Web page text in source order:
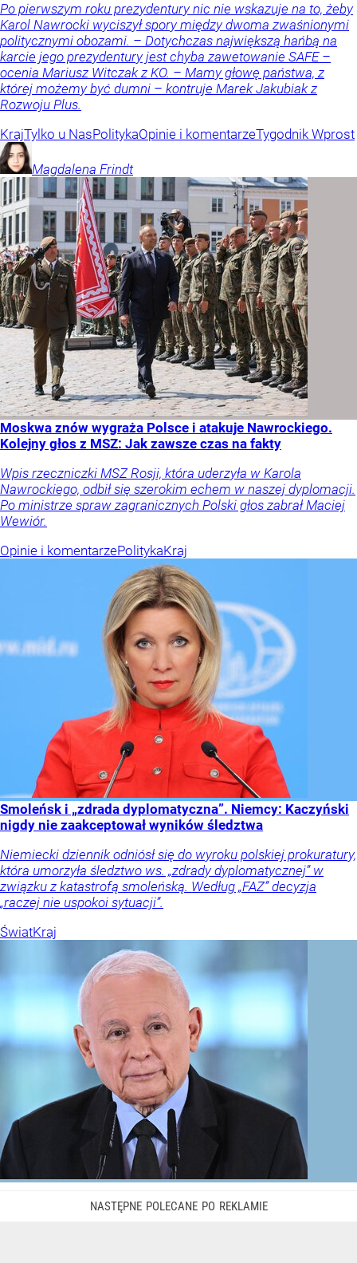
Po pierwszym roku prezydentury nic nie wskazuje na to, żeby
Karol Nawrocki wyciszył spory między dwoma zwaśnionymi
politycznymi obozami. – Dotychczas największą hańbą na
karcie jego prezydentury jest chyba zawetowanie SAFE –
ocenia Mariusz Witczak z KO. – Mamy głowę państwa, z
której możemy być dumni – kontruje Marek Jakubiak z
Rozwoju Plus.
KrajTylko u NasPolitykaOpinie i komentarzeTygodnik Wprost
Magdalena Frindt
Moskwa znów wygraża Polsce i atakuje Nawrockiego.
Kolejny głos z MSZ: Jak zawsze czas na fakty
Wpis rzeczniczki MSZ Rosji, która uderzyła w Karola
Nawrockiego, odbił się szerokim echem w naszej dyplomacji.
Po ministrze spraw zagranicznych Polski głos zabrał Maciej
Wewiór.
Opinie i komentarzePolitykaKraj
Smoleńsk i „zdrada dyplomatyczna”. Niemcy: Kaczyński
nigdy nie zaakceptował wyników śledztwa
Niemiecki dziennik odniósł się do wyroku polskiej prokuratury,
która umorzyła śledztwo ws. „zdrady dyplomatycznej” w
związku z katastrofą smoleńską. Według „FAZ” decyzja
„raczej nie uspokoi sytuacji”.
ŚwiatKraj